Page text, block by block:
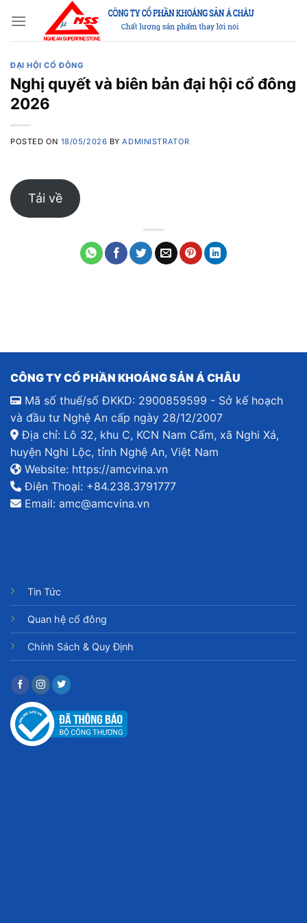
content
ĐẠI HỘI CỔ ĐÔNG
Nghị quyết và biên bản đại hội cổ đông
2026
POSTED ON 18/05/2026 BYADMINISTRATOR
Tải về
CÔNG TY CỔ PHẦN KHOÁNG SẢN Á CHÂU
Mã số thuế/số ĐKKD: 2900859599 - Sở kế hoạch
và đầu tư Nghệ An cấp ngày 28/12/2007
Địa chỉ: Lô 32, khu C, KCN Nam Cấm, xã Nghi Xá,
huyện Nghi Lộc, tỉnh Nghệ An, Việt Nam
Website: https://amcvina.vn
Điện Thoại: +84.238.3791777
Email: amc@amcvina.vn
Tin Tức
Quan hệ cổ đông
Chính Sách & Quy Định